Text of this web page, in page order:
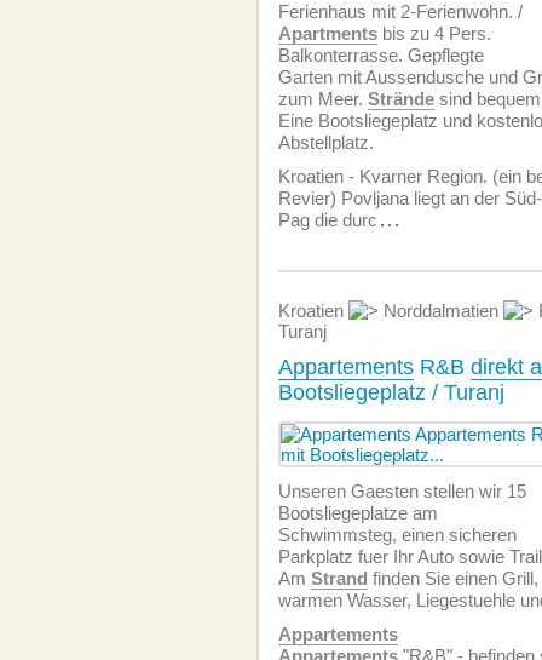
Ferienhaus mit 2-Ferienwohn. /
Apartments bis zu 4 Pers.
Balkonterrasse. Gepflegte
Garten mit Aussendusche und
zum Meer. Strände sind
Eine Bootsliegeplatz und
Abstellplatz.
Kroatien - Kvarner Region. (ein
Revier) Povljana liegt an der
Pag die durc ...
Kroatien Norddalmatien
Turanj
Appartements R&B direkt
Bootsliegeplatz / Turanj
Unseren Gaesten stellen wir 15
Bootsliegeplatze am
Schwimmsteg, einen sicheren
Parkplatz fuer Ihr Auto sowie
Am Strand finden Sie einen
warmen Wasser, Liegestuehle
Appartements
Appartements "R&B" - befinden